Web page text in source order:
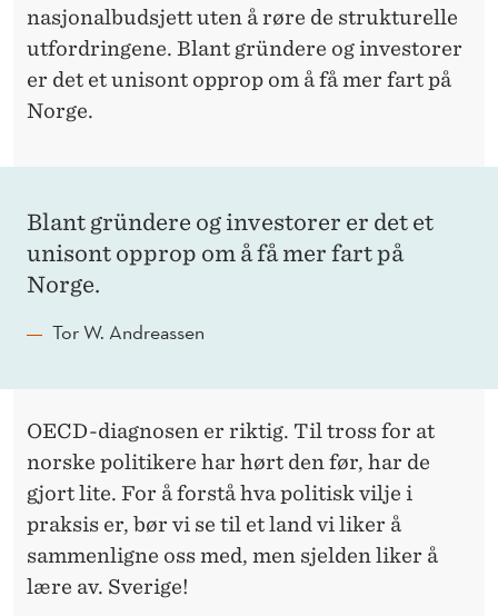
P
nasjonalbudsjett uten å røre de strukturelle
utfordringene. Blant gründere og investorer
er det et unisont opprop om å få mer fart på
Norge.
Blant gründere og investorer er det et
unisont opprop om å få mer fart på
Norge.
Tor W. Andreassen
OECD-diagnosen er riktig. Til tross for at
norske politikere har hørt den før, har de
gjort lite. For å forstå hva politisk vilje i
praksis er, bør vi se til et land vi liker å
sammenligne oss med, men sjelden liker å
lære av. Sverige!